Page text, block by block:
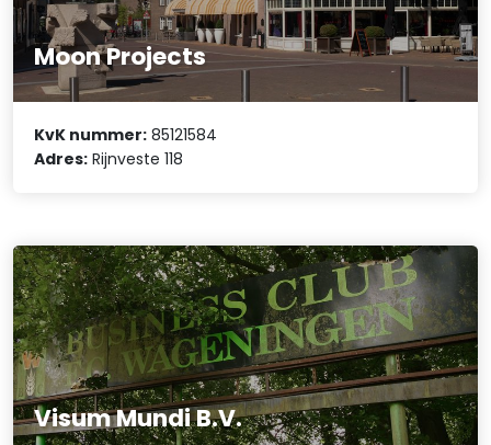
Moon Projects
KvK nummer: 85121584
Adres: Rijnveste 118
Visum Mundi B.V.